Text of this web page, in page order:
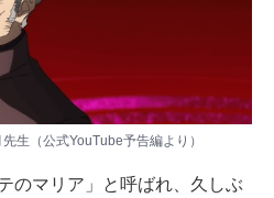
生（公式YouTube予告編より）
のマリア」と呼ばれ、久しぶ